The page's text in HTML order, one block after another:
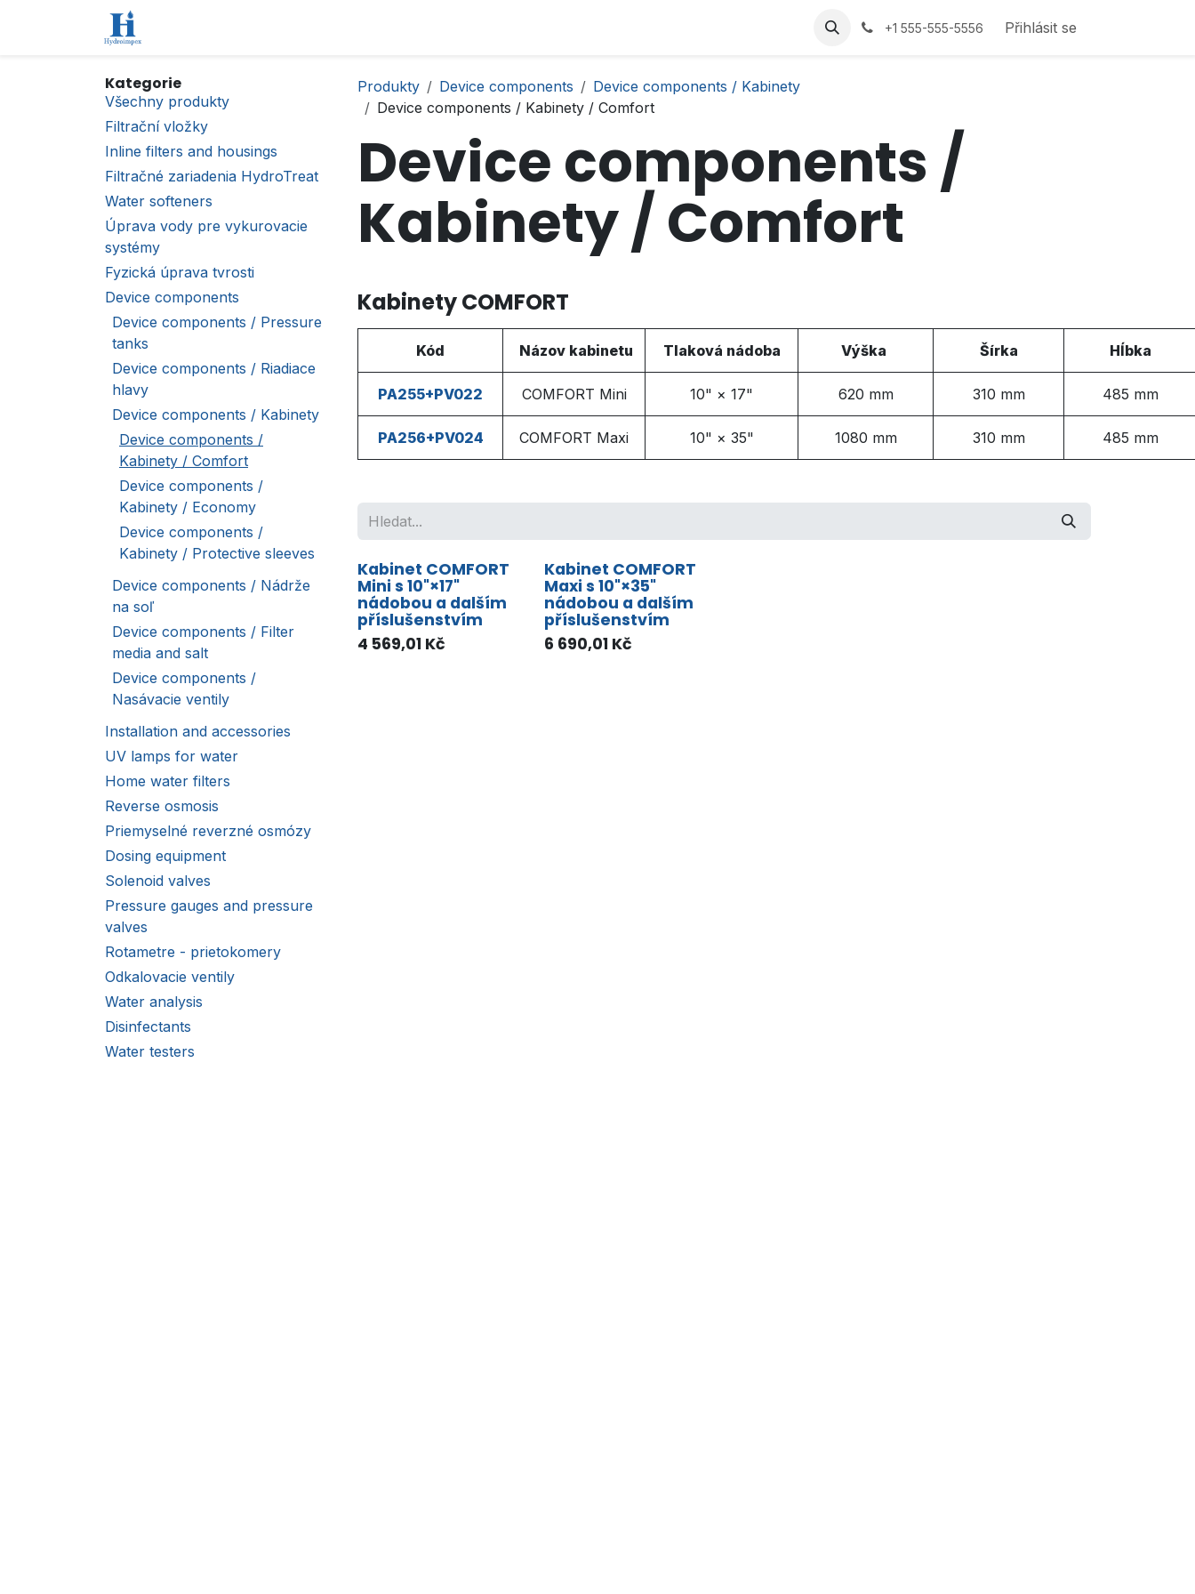
+1 555-555-5556 Přihlásit se
Kategorie
Všechny produkty
Filtrační vložky
Inline filters and housings
Filtračné zariadenia HydroTreat
Water softeners
Úprava vody pre vykurovacie
systémy
Fyzická úprava tvrosti
Device components
Device components / Pressure
tanks
Device components / Riadiace
hlavy
Device components / Kabinety
Device components /
Kabinety / Comfort
Device components /
Kabinety / Economy
Device components /
Kabinety / Protective sleeves
Device components / Nádrže
na soľ
Device components / Filter
media and salt
Device components /
Nasávacie ventily
Installation and accessories
UV lamps for water
Home water filters
Reverse osmosis
Priemyselné reverzné osmózy
Dosing equipment
Solenoid valves
Pressure gauges and pressure
valves
Rotametre - prietokomery
Odkalovacie ventily
Water analysis
Disinfectants
Water testers
Produkty Device components
Device components / Kabinety
Device components / Kabinety / Comfort
Device components /
Kabinety / Comfort
Kabinety COMFORT
K​ód Názov kabinetu Tlaková nádoba Výška Šírka Hĺbka
PA255+PV022 COMFORT Mini 10" × 17" 620 mm 310 mm 485 mm
PA256+PV024 COMFORT Maxi 10" × 35" 1080 mm 310 mm 485 mm
Kabinet COMFORT
Mini s 10"×17"
nádobou a dalším
příslušenstvím
4 569,01 Kč
Kabinet COMFORT
Maxi s 10"×35"
nádobou a dalším
příslušenstvím
6 690,01 Kč